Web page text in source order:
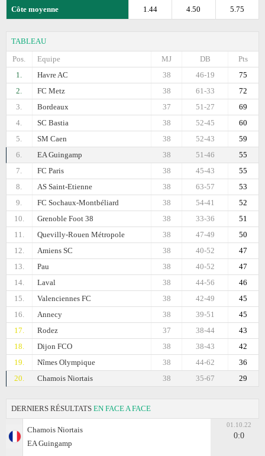
Côte moyenne 5.75
4.50
1.44
TABLEAU
Pos.
Equipe Pts
DB
MJ
1.
Havre AC 75
46-19
38
2.
FC Metz 72
61-33
38
3.
Bordeaux 69
51-27
37
4.
SC Bastia 60
52-45
38
5.
SM Caen 59
52-43
38
6.
EA Guingamp 55
51-46
38
7.
FC Paris 55
45-43
38
8.
AS Saint-Etienne 53
63-57
38
9.
FC Sochaux-Montbéliard 52
54-41
38
10.
Grenoble Foot 38 51
33-36
38
11.
Quevilly-Rouen Métropole 50
47-49
38
12.
Amiens SC 47
40-52
38
13.
Pau 47
40-52
38
14.
Laval 46
44-56
38
15.
Valenciennes FC 45
42-49
38
16.
Annecy 45
39-51
38
17.
Rodez 43
38-44
37
18.
Dijon FCO 42
38-43
38
19.
Nîmes Olympique 36
44-62
38
20.
Chamois Niortais 29
35-67
38
DERNIERS RÉSULTATS EN FACE A FACE
Chamois Niortais
EA Guingamp
01.10.22
0:0